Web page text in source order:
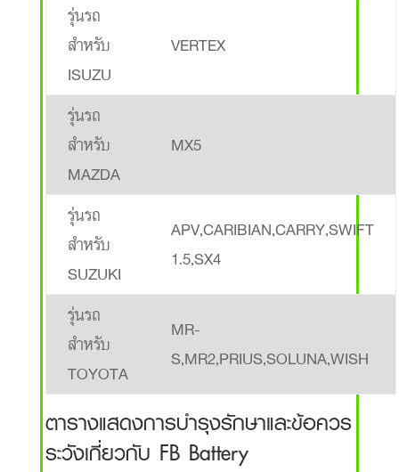
รุ่นรถ
สำหรับ
ISUZU
VERTEX
รุ่นรถ
สำหรับ
MAZDA
MX5
รุ่นรถ
สำหรับ
SUZUKI
APV,CARIBIAN,CARRY,SWIFT
1.5,SX4
รุ่นรถ
สำหรับ
TOYOTA
MR-
S,MR2,PRIUS,SOLUNA,WISH
ตารางแสดงการบำรุงรักษาและข้อควร
ระวังเกี่ยวกับ FB Battery